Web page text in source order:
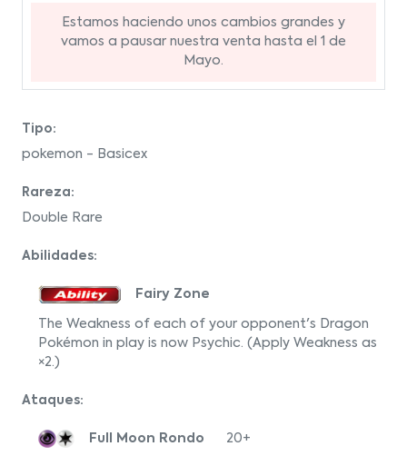
Estamos haciendo unos cambios grandes y
vamos a pausar nuestra venta hasta el 1 de
Mayo.
Tipo:
pokemon - Basicex
Rareza:
Double Rare
Abilidades:
Fairy Zone
The Weakness of each of your opponent's Dragon
Pokémon in play is now Psychic. (Apply Weakness as
×2.)
Ataques:
Full Moon Rondo 20+